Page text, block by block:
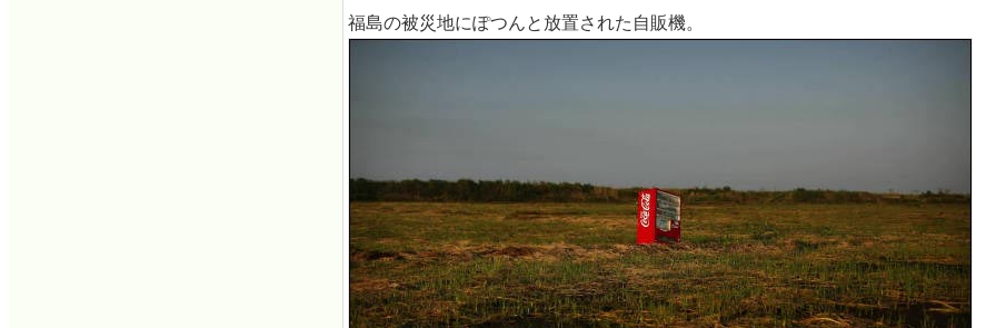
福島の被災地にぽつんと放置された自販機。